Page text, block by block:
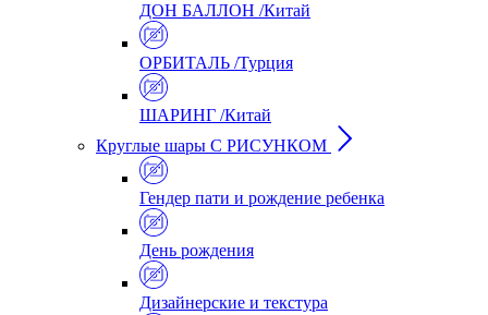
ДОН БАЛЛОН /Китай
ОРБИТАЛЬ /Турция
ШАРИНГ /Китай
Круглые шары С РИСУНКОМ
Гендер пати и рождение ребенка
День рождения
Дизайнерские и текстура